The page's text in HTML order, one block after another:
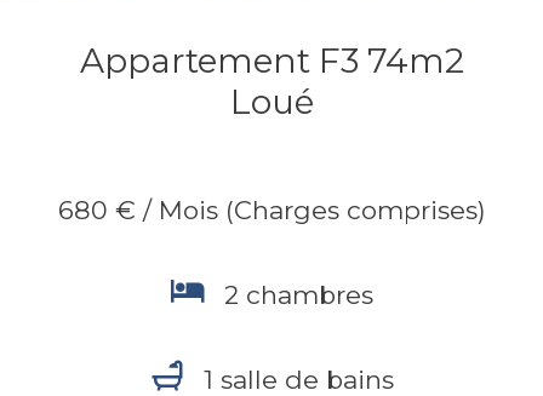
Appartement F3 74m2
Loué
680 € / Mois (Charges comprises)
2 chambres
1 salle de bains